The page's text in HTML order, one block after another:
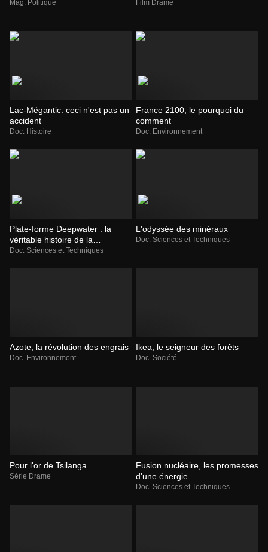
Mag. Politique Film Drame
Lac-Mégantic: ceci n'est pas un
accident
Doc. Histoire
France 2100, le pourquoi du
comment
Doc. Environnement
Plate-forme Deepwater : la
véritable histoire de la
catastrophe
Doc. Sciences et Techniques
L'odyssée des minéraux
Doc. Sciences et Techniques
Azote, la révolution des engrais
Doc. Environnement
Ikea, le seigneur des forêts
Doc. Société
Pour l'or de Tsilanga
Série Drame
Fusion nucléaire, les promesses
d'une énergie
Doc. Sciences et Techniques